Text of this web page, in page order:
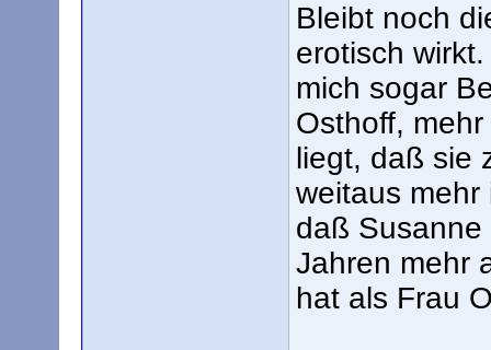
Bleibt noch
erotisch
mich sogar
Osthoff,
liegt, daß sie
weitaus
daß
Jahren mehr
hat als Frau